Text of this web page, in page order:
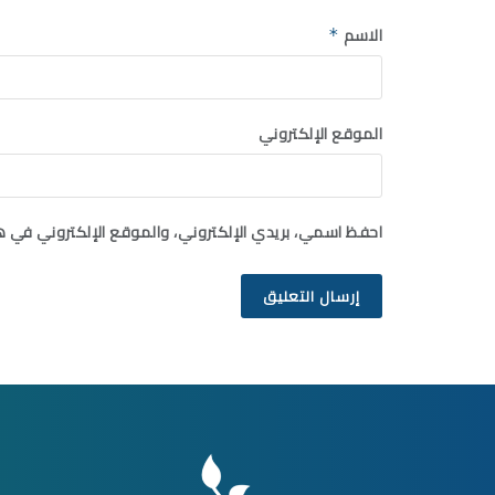
الاسم *
الموقع الإلكتروني
احفظ اسمي، بريدي الإلكتروني، والموقع الإلكتروني